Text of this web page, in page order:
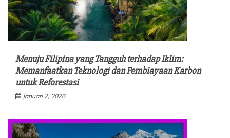
Menuju Filipina yang Tangguh terhadap Iklim:
Memanfaatkan Teknologi dan Pembiayaan Karbon
untuk Reforestasi
Januari 2, 2026